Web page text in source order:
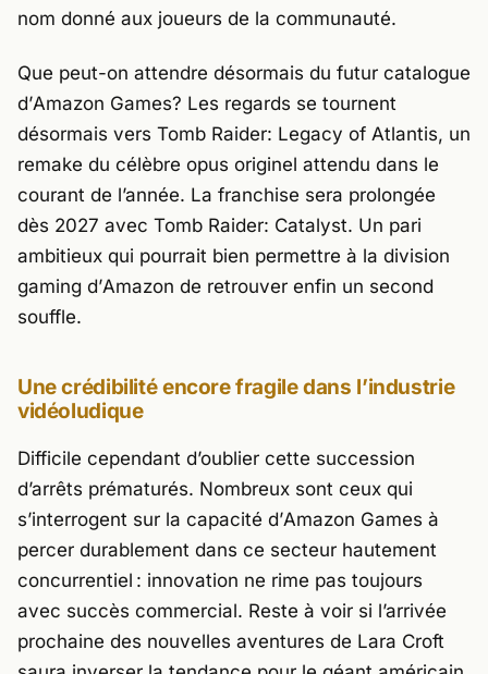
nom donné aux joueurs de la communauté.
Que peut-on attendre désormais du futur catalogue
d’Amazon Games? Les regards se tournent
désormais vers Tomb Raider: Legacy of Atlantis, un
remake du célèbre opus originel attendu dans le
courant de l’année. La franchise sera prolongée
dès 2027 avec Tomb Raider: Catalyst. Un pari
ambitieux qui pourrait bien permettre à la division
gaming d’Amazon de retrouver enfin un second
souffle.
Une crédibilité encore fragile dans l’industrie
vidéoludique
Difficile cependant d’oublier cette succession
d’arrêts prématurés. Nombreux sont ceux qui
s’interrogent sur la capacité d’Amazon Games à
percer durablement dans ce secteur hautement
concurrentiel : innovation ne rime pas toujours
avec succès commercial. Reste à voir si l’arrivée
prochaine des nouvelles aventures de Lara Croft